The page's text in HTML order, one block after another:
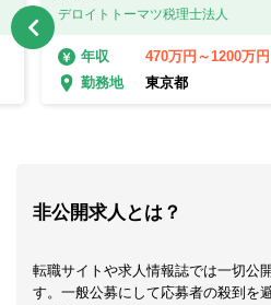
デロイトトーマツ税理士法人
年収
470万円～1200万円
勤務地
東京都
非公開求人とは？
転職サイトや求人情報誌では一切公
す。一般公募にして応募者の殺到を